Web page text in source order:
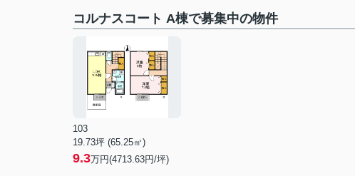
コルナスコート A棟で募集中の物件
103
19.73坪 (65.25㎡)
9.3万円(4713.63円/坪)